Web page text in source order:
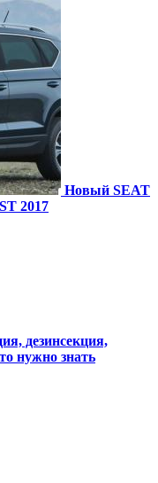
Новый SEAT
2017
дезинсекция,
нужно знать